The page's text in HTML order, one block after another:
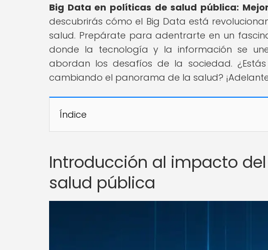
Big Data en políticas de salud pública:
descubrirás cómo el Big Data está
salud. Prepárate para adentrarte en un
donde la tecnología y la información se
abordan los desafíos de la sociedad.
cambiando el panorama de la salud?
Índice
Introducción al impacto
salud pública